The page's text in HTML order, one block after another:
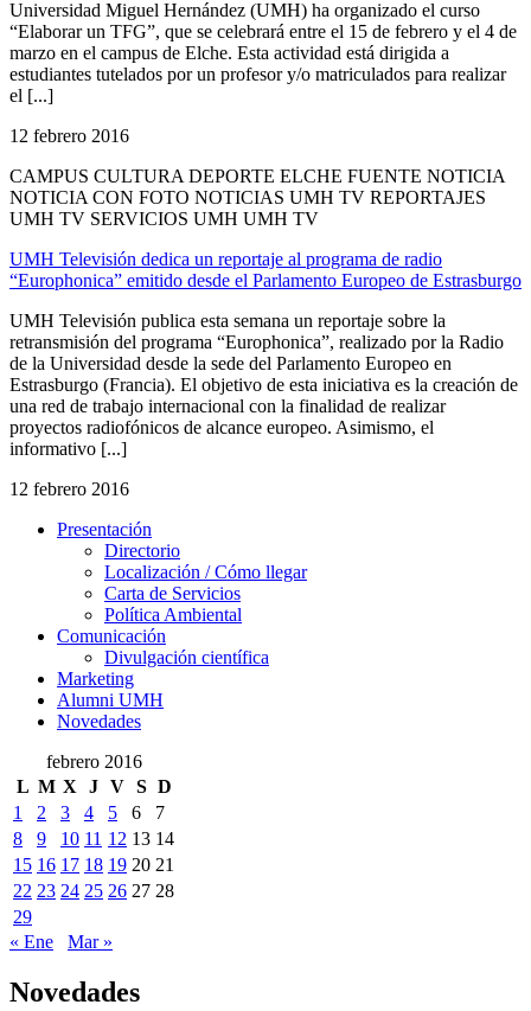
Universidad Miguel Hernández (UMH) ha organizado el curso
“Elaborar un TFG”, que se celebrará entre el 15 de febrero y el 4 de
marzo en el campus de Elche. Esta actividad está dirigida a
estudiantes tutelados por un profesor y/o matriculados para realizar
el [...]
12 febrero 2016
CAMPUS CULTURA DEPORTE ELCHE FUENTE NOTICIA
NOTICIA CON FOTO NOTICIAS UMH TV REPORTAJES
UMH TV SERVICIOS UMH UMH TV
UMH Televisión dedica un reportaje al programa de radio
“Europhonica” emitido desde el Parlamento Europeo de Estrasburgo
UMH Televisión publica esta semana un reportaje sobre la
retransmisión del programa “Europhonica”, realizado por la Radio
de la Universidad desde la sede del Parlamento Europeo en
Estrasburgo (Francia). El objetivo de esta iniciativa es la creación de
una red de trabajo internacional con la finalidad de realizar
proyectos radiofónicos de alcance europeo. Asimismo, el
informativo [...]
12 febrero 2016
Presentación
Presentación
Directorio
Localización / Cómo llegar
Carta de Servicios
Política Ambiental
Comunicación
Comunicación
Divulgación científica
Marketing
Alumni UMH
Novedades
febrero 2016
L M X J V S D
1
2 3 4 5 6
7
8
9 10 11 12 13 14
15 16 17 18 19 20 21
22 23 24 25 26 27 28
29
« Ene
Mar »
Novedades